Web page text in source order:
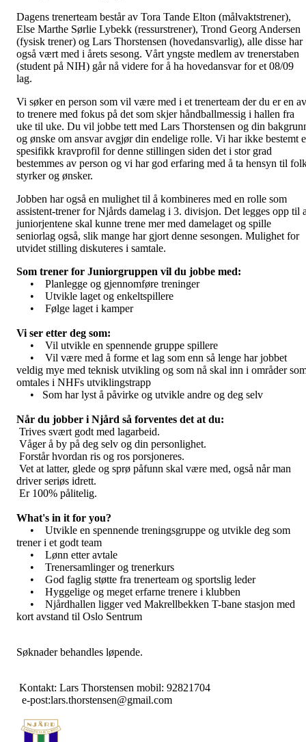
Dagens trenerteam består av Tora Tande Elton (målvaktstrener),
Else Marthe Sørlie Lybekk (ressurstrener), Trond Georg Andersen
(fysisk trener) og Lars Thorstensen (hovedansvarlig), alle disse har
også vært med i årets sesong. Vårt yngste medlem av trenerstaben
(student på NIH) går nå videre for å ha hovedansvar for et 08/09
lag.
Vi søker en person som vil være med i et trenerteam der du er en av
to trenere med fokus på det som skjer håndballmessig i hallen fra
uke til uke. Du vil jobbe tett med Lars Thorstensen og din
og ønske om ansvar avgjør din endelige rolle. Vi har ikke bestemt
spesifikk kravprofil for denne stillingen siden det i stor grad
bestemmes av person og vi har god erfaring med å ta hensyn til
styrker og ønsker.
Jobben har også en mulighet til å kombineres med en rolle som
assistent-trener for Njårds damelag i 3. divisjon. Det legges opp til
juniorjentene skal kunne trene mer med damelaget og spille
seniorlag også, slik mange har gjort denne sesongen. Mulighet for
utvidet stilling diskuteres i samtale.
Som trener for Juniorgruppen vil du jobbe med:
• Planlegge og gjennomføre treninger
• Utvikle laget og enkeltspillere
• Følge laget i kamper
Vi ser etter deg som:
• Vil utvikle en spennende gruppe spillere
• Vil være med å forme et lag som enn så lenge har jobbet
veldig mye med teknisk utvikling og som nå skal inn i områder
omtales i NHFs utviklingstrapp
• Som har lyst å påvirke og utvikle andre og deg selv
Når du jobber i Njård så forventes det at du:
Trives svært godt med lagarbeid.
Våger å by på deg selv og din personlighet.
Forstår hvordan ris og ros porsjoneres.
Vet at latter, glede og sprø påfunn skal være med, også når man
driver seriøs idrett.
Er 100% pålitelig.
What's in it for you?
• Utvikle en spennende treningsgruppe og utvikle deg som
trener i et godt team
• Lønn etter avtale
• Trenersamlinger og trenerkurs
• God faglig støtte fra trenerteam og sportslig leder
• Hyggelige og meget erfarne trenere i klubben
• Njårdhallen ligger ved Makrellbekken T-bane stasjon med
kort avstand til Oslo Sentrum
Søknader behandles løpende.
Kontakt: Lars Thorstensen mobil: 92821704
e-post:lars.thorstensen@gmail.com